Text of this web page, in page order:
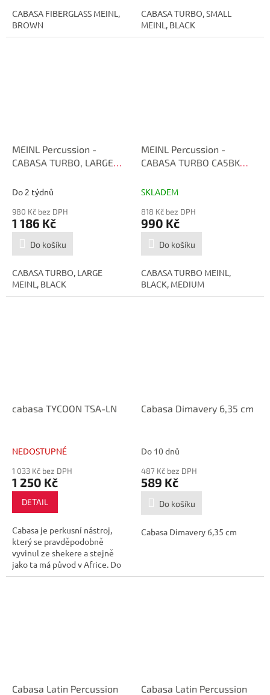
CABASA FIBERGLASS MEINL,
BROWN
CABASA TURBO, SMALL
MEINL, BLACK
MEINL Percussion -
CABASA TURBO, LARGE
Do 2 týdnů
980 Kč bez DPH
1 186 Kč
Do košíku
CABASA TURBO, LARGE
MEINL, BLACK
MEINL Percussion -
CABASA TURBO CA5BK
SKLADEM
818 Kč bez DPH
990 Kč
Do košíku
CABASA TURBO MEINL,
BLACK, MEDIUM
cabasa TYCOON TSA-LN
NEDOSTUPNÉ
1 033 Kč bez DPH
1 250 Kč
DETAIL
Cabasa je perkusní nástroj,
který se pravděpodobně
vyvinul ze shekere a stejně
jako ta má původ v Africe. Do
širšího...
Cabasa Dimavery 6,35 cm
Do 10 dnů
487 Kč bez DPH
589 Kč
Do košíku
Cabasa Dimavery 6,35 cm
Cabasa Latin Percussion
Cabasa Latin Percussion